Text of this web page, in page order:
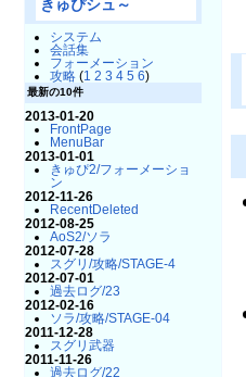
きゅぴシュ～
システム
会話集
フォーメーション
攻略(1 2 3 4 5 6)
最新の10件
2013-01-20
FrontPage
MenuBar
2013-01-01
きゅぴ2/フォーメーショ
ン
2012-11-26
RecentDeleted
2012-08-25
AoS2/ソラ
2012-07-28
スグリ/攻略/STAGE-4
2012-07-01
過去ログ/23
2012-02-16
ソラ/攻略/STAGE-04
2011-12-28
スグリ武器
2011-11-26
過去ログ/22